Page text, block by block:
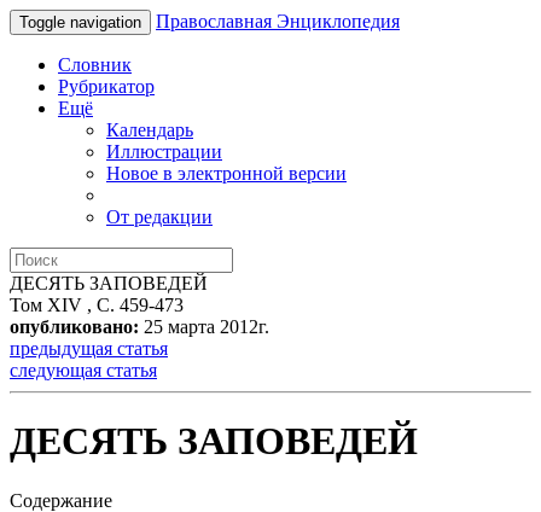
Toggle navigation Православная Энциклопедия
Словник
Рубрикатор
Ещё
Календарь
Иллюстрации
Новое в электронной версии
От редакции
ДЕСЯТЬ ЗАПОВЕДЕЙ
Том XIV , С. 459-473
опубликовано: 25 марта 2012г.
предыдущая статья
следующая статья
ДЕСЯТЬ ЗАПОВЕДЕЙ
Содержание